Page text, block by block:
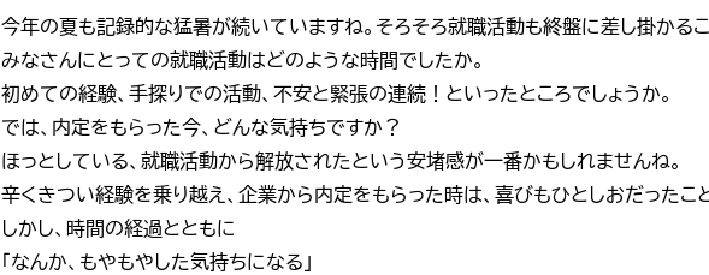
今年の夏も記録的な猛暑が続いていますね。そろそろ就職活動も終盤に差し掛かるこ
みなさんにとっての就職活動はどのような時間でしたか。
初めての経験、手探りでの活動、不安と緊張の連続！といったところでしょうか。
では、内定をもらった今、どんな気持ちですか？
ほっとしている、就職活動から解放されたという安堵感が一番かもしれませんね。
辛くきつい経験を乗り越え、企業から内定をもらった時は、喜びもひとしおだったこと
しかし、時間の経過とともに
「なんか、もやもやした気持ちになる」